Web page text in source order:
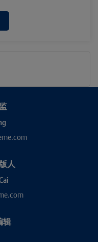
人
辑